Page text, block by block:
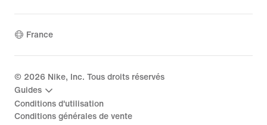
France
© 2026 Nike, Inc. Tous droits réservés
Guides
Conditions d'utilisation
Conditions générales de vente